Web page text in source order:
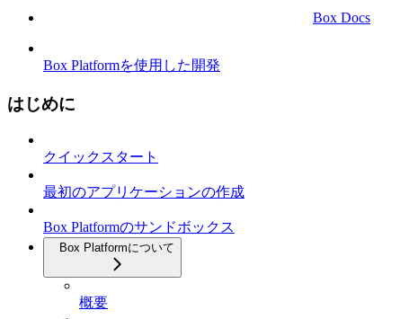
Box Docs
Box Platformを使用した開発
はじめに
クイックスタート
最初のアプリケーションの作成
Box Platformのサンドボックス
Box Platformについて
概要